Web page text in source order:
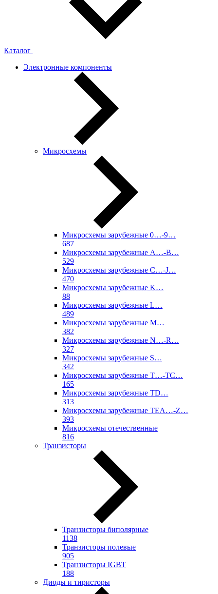
Каталог
Электронные компоненты
Микросхемы
Микросхемы зарубежные 0…-9…
687
Микросхемы зарубежные A…-B…
529
Микросхемы зарубежные C…-J…
470
Микросхемы зарубежные K…
88
Микросхемы зарубежные L…
489
Микросхемы зарубежные M…
382
Микросхемы зарубежные N…-R…
327
Микросхемы зарубежные S…
342
Микросхемы зарубежные T…-TC…
165
Микросхемы зарубежные TD…
313
Микросхемы зарубежные TEA…-Z…
393
Микросхемы отечественные
816
Транзисторы
Транзисторы биполярные
1138
Транзисторы полевые
905
Транзисторы IGBT
188
Диоды и тиристоры